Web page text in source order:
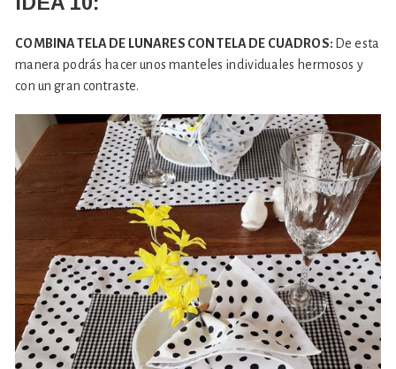
COMBINA TELA DE LUNARES CON TELA DE CUADROS: De esta
manera podrás hacer unos manteles individuales hermosos y
con un gran contraste.